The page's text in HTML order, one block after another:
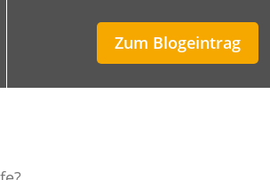
Zum Blogeintrag